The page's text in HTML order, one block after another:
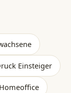
Einsteiger